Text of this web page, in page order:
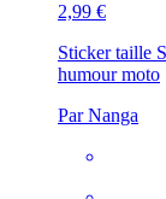
2,99 €
Sticker taille
humour moto
Par Nanga